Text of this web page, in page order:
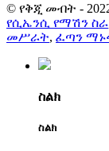
© የቅጂ መብት -
የሲኤንሲ የማሽን ስራ
መሥራት, ፈጣን
ስልክ
ስልክ